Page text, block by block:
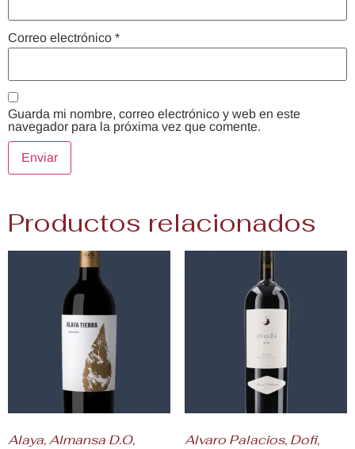
Correo electrónico *
Guarda mi nombre, correo electrónico y web en este
navegador para la próxima vez que comente.
Productos relacionados
Alaya, Almansa D.O,
Alvaro Palacios, Dofi,